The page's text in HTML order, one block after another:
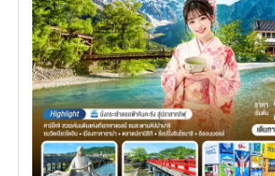
ทัวร์สิงคโปร์
ทัวร์ตุรเคีย
ทัวร์สวิตเซอร์แลนด์
ทัวร์พม่า